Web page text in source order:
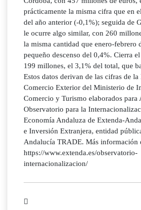
prácticamente la misma cifra que en
del año anterior (-0,1%); seguida de
le ocurre algo similar, con 260
la misma cantidad que enero-febrero
pequeño descenso del 0,4%. Cierra
199 millones, el 3,1% del total, que
Estos datos derivan de las cifras de la
Comercio Exterior del Ministerio de
Comercio y Turismo elaborados para
Observatorio para la
Economía Andaluza de Extenda-
e Inversión Extranjera, entidad
Andalucía TRADE. Más información
https://www.extenda.es/observatorio-
internacionalizacion/